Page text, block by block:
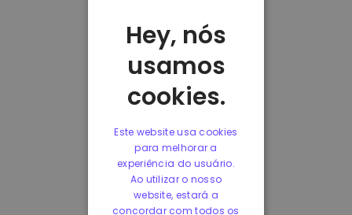
Hey, nós
usamos
cookies.
Este website usa cookies
para melhorar a
experiência do usuário.
Ao utilizar o nosso
website, estará a
concordar com todos os